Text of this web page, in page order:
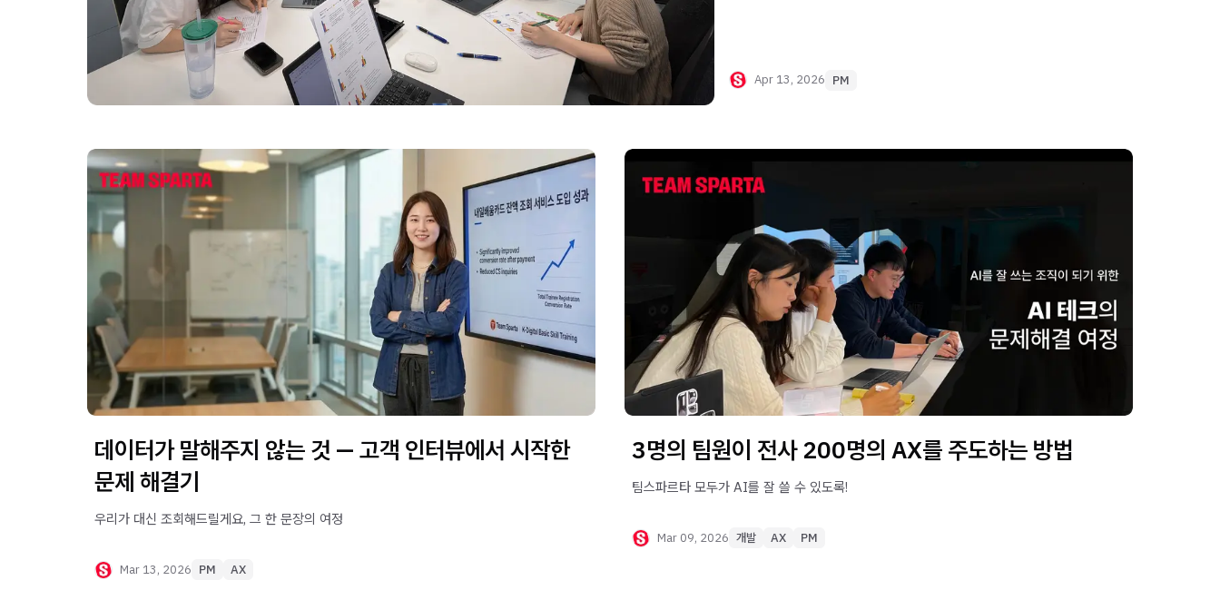
Apr 13, 2026 PM
데이터가 말해주지 않는 것 — 고객 인터뷰에서 시작한
문제 해결기
우리가 대신 조회해드릴게요, 그 한 문장의 여정
Mar 13, 2026 PM AX
3명의 팀원이 전사 200명의 AX를 주도하는 방법
팀스파르타 모두가 AI를 잘 쓸 수 있도록!
Mar 09, 2026 개발 AX PM